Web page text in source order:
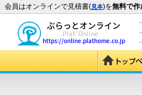
会員はオンラインで見積書(見本)を無料で作